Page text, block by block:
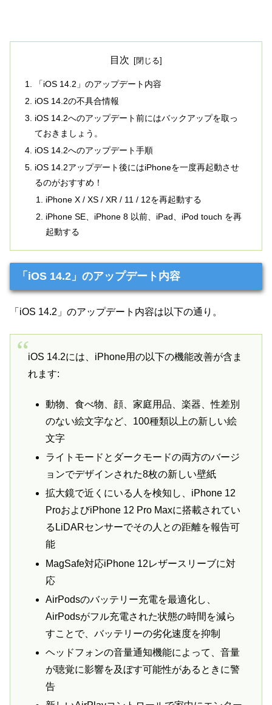
目次
「iOS 14.2」のアップデート内容
iOS 14.2の不具合情報
iOS 14.2へのアップデート前にはバックアップを取っ
ておきましょう。
iOS 14.2へのアップデート手順
iOS 14.2アップデート後にはiPhoneを一度再起動させ
るのがおすすめ！
iPhone X / XS / XR / 11 / 12を再起動する
iPhone SE、iPhone 8 以前、iPad、iPod touch を再
起動する
「iOS 14.2」のアップデート内容
「iOS 14.2」のアップデート内容は以下の通り。
iOS 14.2には、iPhone用の以下の機能改善が含ま
れます:
動物、食べ物、顔、家庭用品、楽器、性差別
のない絵文字など、100種類以上の新しい絵
文字
ライトモードとダークモードの両方のバージ
ョンでデザインされた8枚の新しい壁紙
拡大鏡で近くにいる人を検知し、iPhone 12
ProおよびiPhone 12 Pro Maxに搭載されてい
るLiDARセンサーでその人との距離を報告可
能
MagSafe対応iPhone 12レザースリーブに対
応
AirPodsのバッテリー充電を最適化し、
AirPodsがフル充電された状態の時間を減ら
すことで、バッテリーの劣化速度を抑制
ヘッドフォンの音量通知機能によって、音量
が聴覚に影響を及ぼす可能性があるときに警
告